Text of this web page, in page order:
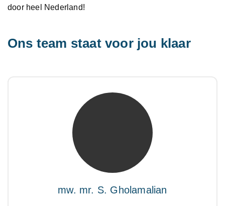
door heel Nederland!
Ons team staat voor jou klaar
mw. mr. S. Gholamalian
mw. mr. S. Gholamalian
NIVRE Register-Expert
“Als je de richting van de wind niet kunt
veranderen, verander dan de stand van je zeilen.”